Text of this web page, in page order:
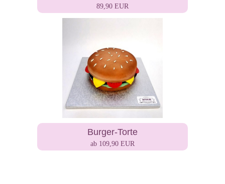
89,90 EUR
Burger-Torte
ab 109,90 EUR